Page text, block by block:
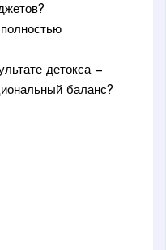
детокса —
баланс?